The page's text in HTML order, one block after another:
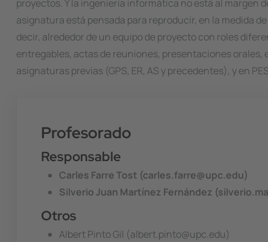
proyectos. Y la ingeniería informática no está al margen
asignatura está pensada para reproducir, en la medida
decir, alrededor de un equipo de proyecto con roles
entregables, actas de reuniones, presentaciones
asignaturas previas (GPS, ER, AS y precedentes), y en
Profesorado
Responsable
Carles Farre Tost (carles.farre@upc.edu)
Silverio Juan Martínez Fernández
Otros
Albert Pinto Gil (albert.pinto@upc.edu)